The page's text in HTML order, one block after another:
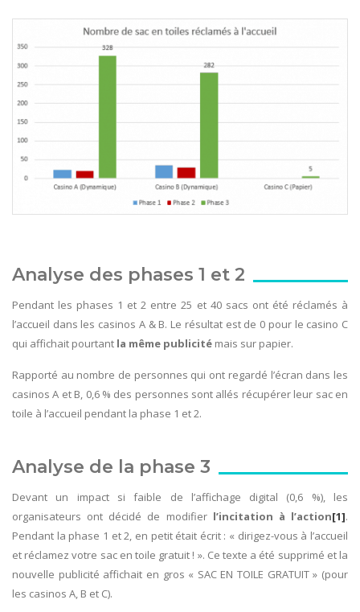
Analyse des phases 1 et 2
Pendant les phases 1 et 2 entre 25 et 40 sacs ont été réclamés à
l’accueil dans les casinos A & B. Le résultat est de 0 pour le casino C
qui affichait pourtant la même publicité mais sur papier.
Rapporté au nombre de personnes qui ont regardé l’écran dans les
casinos A et B, 0,6 % des personnes sont allés récupérer leur sac en
toile à l’accueil pendant la phase 1 et 2.
Analyse de la phase 3
Devant un impact si faible de l’affichage digital (0,6 %), les
organisateurs ont décidé de modifier l’incitation à l’action[1].
Pendant la phase 1 et 2, en petit était écrit : « dirigez-vous à l’accueil
et réclamez votre sac en toile gratuit ! ». Ce texte a été supprimé et la
nouvelle publicité affichait en gros « SAC EN TOILE GRATUIT » (pour
les casinos A, B et C).